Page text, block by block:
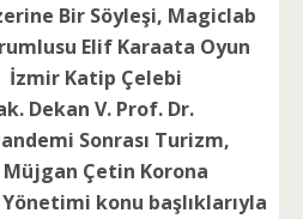
Bir Söyleşi, Magiclab
Elif Karaata Oyun
İzmir Katip Çelebi
Dekan V. Prof. Dr.
Sonrası Turizm,
Müjgan Çetin Korona
konu başlıklarıyla